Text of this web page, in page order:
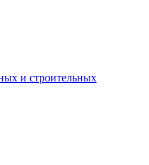
и строительных